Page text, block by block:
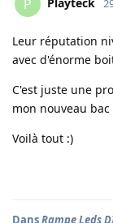
P
Leur réputation
avec d'énorme
C'est juste une
mon nouveau bac
Voilà tout :)
DansRampe Leds